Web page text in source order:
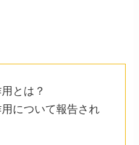
とは？
について報告され